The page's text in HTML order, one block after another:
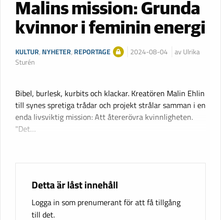
Malins mission: Grunda
kvinnor i feminin energi
KULTUR, NYHETER, REPORTAGE 2024-08-04
av Ulrika
Sturén
Bibel, burlesk, kurbits och klackar. Kreatören Malin Ehlin
till synes spretiga trådar och projekt strålar samman i en
enda livsviktig mission: Att återerövra kvinnligheten.
"Det…
Detta är låst innehåll
Logga in som prenumerant för att få tillgång
till det.